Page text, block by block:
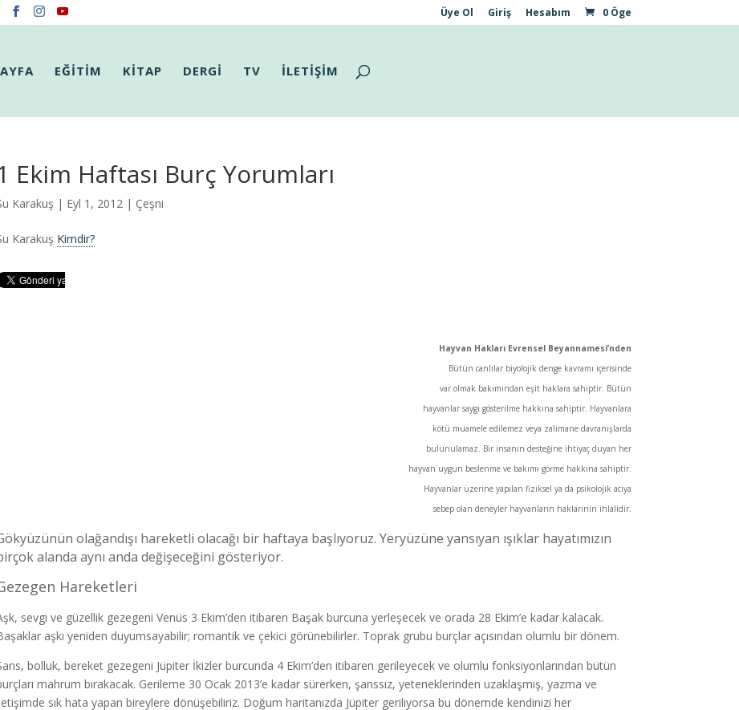
Üye Ol Giriş Hesabım 0 Öge
EĞİTİM KİTAP DERGİ TV İLETİŞİM
Ekim Haftası Burç Yorumları
Karakuş | Eyl 1, 2012 | Çeşni
Karakuş Kimdir?
Hayvan Hakları Evrensel Beyannamesi’nden
Bütün canlılar biyolojik denge kavramı içerisinde
var olmak bakımından eşit haklara sahiptir. Bütün
hayvanlar saygı gösterilme hakkına sahiptir. Hayvanlara
kötü muamele edilemez veya zalimane davranışlarda
bulunulamaz. Bir insanın desteğine ihtiyaç duyan her
hayvan uygun beslenme ve bakımı görme hakkına sahiptir.
Hayvanlar üzerine yapılan fiziksel ya da psikolojik acıya
sebep olan deneyler hayvanların haklarının ihlalidir.
olağandışı hareketli olacağı bir haftaya başlıyoruz. Yeryüzüne yansıyan ışıklar hayatımızın
alanda aynı anda değişeceğini gösteriyor.
Hareketleri
sevgi ve güzellik gezegeni Venüs 3 Ekim’den itibaren Başak burcuna yerleşecek ve orada 28 Ekim’e kadar kalacak.
aşkı yeniden duyumsayabilir; romantik ve çekici görünebilirler. Toprak grubu burçlar açısından olumlu bir dönem.
bolluk, bereket gezegeni Jüpiter İkizler burcunda 4 Ekim’den itibaren gerileyecek ve olumlu fonksiyonlarından bütün
mahrum bırakacak. Gerileme 30 Ocak 2013’e kadar sürerken, şanssız, yeteneklerinden uzaklaşmış, yazma ve
sık hata yapan bireylere dönüşebiliriz. Doğum haritanızda Jüpiter geriliyorsa bu dönemde kendinizi her